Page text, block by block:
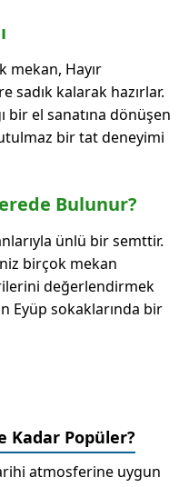
mekan, Hayır
sadık kalarak hazırlar.
bir el sanatına dönüşen
bir tat deneyimi
Bulunur?
ünlü bir semttir.
birçok mekan
değerlendirmek
Eyüp sokaklarında bir
Kadar Popüler?
atmosferine uygun